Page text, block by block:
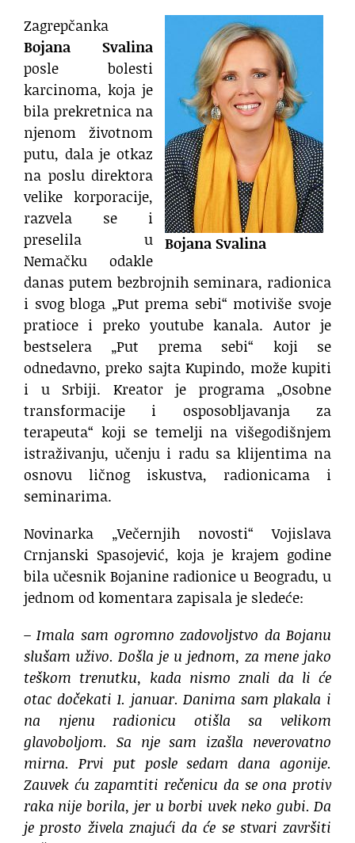
Bojana Svalina
Zagrepčanka
Bojana Svalina
posle bolesti
karcinoma, koja je
bila prekretnica na
njenom životnom
putu, dala je otkaz
na poslu direktora
velike korporacije,
razvela se i
preselila u
Nemačku odakle
danas putem bezbrojnih seminara, radionica
i svog bloga „Put prema sebi“ motiviše svoje
pratioce i preko youtube kanala. Autor je
bestselera „Put prema sebi“ koji se
odnedavno, preko sajta Kupindo, može kupiti
i u Srbiji. Kreator je programa „Osobne
transformacije i osposobljavanja za
terapeuta“ koji se temelji na višegodišnjem
istraživanju, učenju i radu sa klijentima na
osnovu ličnog iskustva, radionicama i
seminarima.
Novinarka „Večernjih novosti“ Vojislava
Crnjanski Spasojević, koja je krajem godine
bila učesnik Bojanine radionice u Beogradu, u
jednom od komentara zapisala je sledeće:
– Imala sam ogromno zadovoljstvo da Bojanu
slušam uživo. Došla je u jednom, za mene jako
teškom trenutku, kada nismo znali da li će
otac dočekati 1. januar. Danima sam plakala i
na njenu radionicu otišla sa velikom
glavoboljom. Sa nje sam izašla neverovatno
mirna. Prvi put posle sedam dana agonije.
Zauvek ću zapamtiti rečenicu da se ona protiv
raka nije borila, jer u borbi uvek neko gubi. Da
je prosto živela znajući da će se stvari završiti